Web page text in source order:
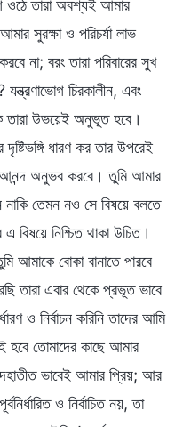
ওঠে তারা অবশ্যই আমার
সুরক্ষা ও পরিচর্যা লাভ
না; বরং তারা পরিবারের সুখ
চিরকালীন, এবং
তারা উভয়েই অনুভূত হবে।
ধারণ কর তার উপরেই
আনন্দ অনুভব করবে। তুমি আমার
নাকি তেমন নও সে বিষয়ে বলতে
নিশ্চিত থাকা উচিত।
আমাকে বোকা বানাতে পারবে
তারা এবার থেকে প্রভূত ভাবে
ও নির্বাচন করিনি তাদের আমি
হবে তোমাদের কাছে আমার
ভাবেই আমার প্রিয়; আর
ও নির্বাচিত নয়, তা